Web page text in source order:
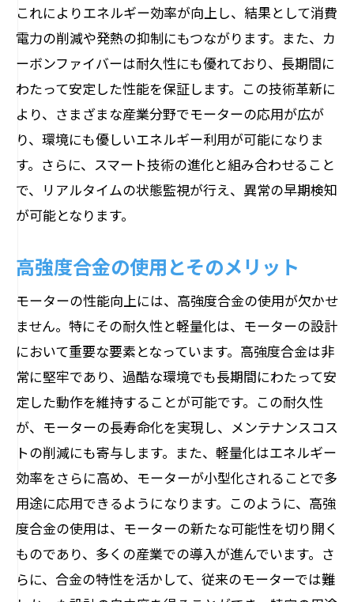
これによりエネルギー効率が向上し、結果として消費
電力の削減や発熱の抑制にもつながります。また、カ
ーボンファイバーは耐久性にも優れており、長期間に
わたって安定した性能を保証します。この技術革新に
より、さまざまな産業分野でモーターの応用が広が
り、環境にも優しいエネルギー利用が可能になりま
す。さらに、スマート技術の進化と組み合わせること
で、リアルタイムの状態監視が行え、異常の早期検知
が可能となります。
高強度合金の使用とそのメリット
モーターの性能向上には、高強度合金の使用が欠かせ
ません。特にその耐久性と軽量化は、モーターの設計
において重要な要素となっています。高強度合金は非
常に堅牢であり、過酷な環境でも長期間にわたって安
定した動作を維持することが可能です。この耐久性
が、モーターの長寿命化を実現し、メンテナンスコス
トの削減にも寄与します。また、軽量化はエネルギー
効率をさらに高め、モーターが小型化されることで多
用途に応用できるようになります。このように、高強
度合金の使用は、モーターの新たな可能性を切り開く
ものであり、多くの産業での導入が進んでいます。さ
らに、合金の特性を活かして、従来のモーターでは難